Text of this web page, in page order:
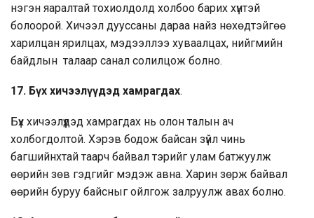
нэгэн яаралтай тохиолдолд холбоо барих хүнтэй
болоорой. Хичээл дууссаны дараа найз нөхөдтэйгөө
харилцан ярилцах, мэдээллээ хуваалцах, нийгмийн
байдлын талаар санал солилцож болно.
17. Бүх хичээлүүдэд хамрагдах.
Бүх хичээлүүдэд хамрагдах нь олон талын ач
холбогдолтой. Хэрэв бодож байсан зүйл чинь
багшийнхтай таарч байвал тэрийг улам батжуулж
өөрийн зөв гэдгийг мэдэж авна. Харин зөрж байвал
өөрийн буруу байсныг ойлгож залруулж авах болно.